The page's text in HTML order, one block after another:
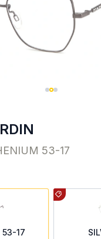
53-17
53-17